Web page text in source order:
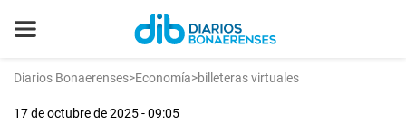
Diarios Bonaerenses>Economía>billeteras virtuales
17 de octubre de 2025 - 09:05